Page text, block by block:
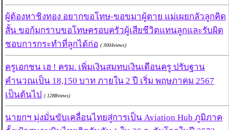
ผู้ต้องหาชิงทอง อยากขอโทษ-ขอขมาผู้ตาย แม่เผยกลัวลูกคิด
สั้น ขอก้มกราบขอโทษครอบครัวผู้เสียชีวิตแทนลูกและรับผิด
ชอบการกระทำที่ลูกได้ก่อ ( 3004views)
ครูเอกชน เฮ ! ครม. เพิ่มเงินสมทบเงินเดือนครู ปรับฐาน
คำนวณเป็น 18,150 บาท ภายใน 2 ปี เริ่ม พฤษภาคม 2567
เป็นต้นไป ( 1288views)
นายกฯ มุ่งมั่นขับเคลื่อนไทยสู่การเป็น Aviation Hub ภูมิภาค